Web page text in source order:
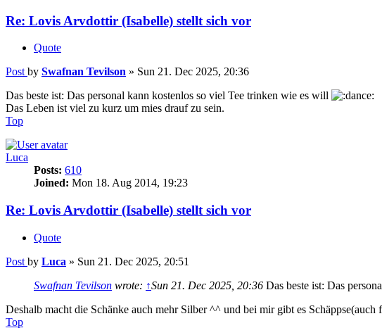
Re: Lovis Arvdottir (Isabelle) stellt sich vor
Quote
Post by Swafnan Tevilson » Sun 21. Dec 2025, 20:36
Das beste ist: Das personal kann kostenlos so viel Tee trinken wie es will
Das Leben ist viel zu kurz um mies drauf zu sein.
Top
Luca
Posts: 610
Joined: Mon 18. Aug 2014, 19:23
Re: Lovis Arvdottir (Isabelle) stellt sich vor
Quote
Post by Luca » Sun 21. Dec 2025, 20:51
Swafnan Tevilson wrote: ↑Sun 21. Dec 2025, 20:36 Das beste ist: Das
Deshalb macht die Schänke auch mehr Silber ^^ und bei mir gibt es Schäppse(auch
Top